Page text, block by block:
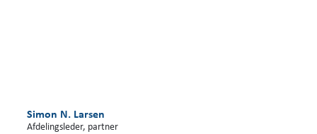
Simon N. Larsen
Afdelingsleder, partner